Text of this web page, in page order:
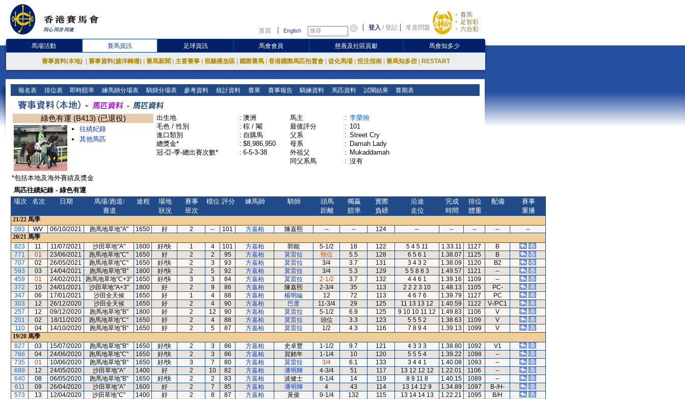
首頁 English 登入 /登記 常見問題
賽馬
足智彩
六合彩
馬場活動 賽馬資訊 足球資訊 馬會會員 慈善及社區貢獻 馬會知多少
賽事資料(本地) 賽事資料(越洋轉播) 賽馬新聞 主要賽事 視聽播放區 國際賽馬 香港國際馬匹拍賣會 從化馬場 投注指南 賽馬知多些 RESTART
報名表 排位表 即時賠率 練馬師分場表 騎師分場表 參考資料 統計資料 賽果 賽事報告 騎練資料 馬匹資料 試閘結果 賽期表
綠色有運 (B413) (已退役)
往績紀錄
其他馬匹
出生地 : 澳洲
毛色 / 性別
: 棕 / 閹
進口類別
: 自購馬
總獎金*
: $8,986,950
冠-亞-季-總出賽次數*
: 6-5-3-38
馬主 : 李榮翰
最後評分
: 101
父系
: Street Cry
母系
: Damah Lady
外祖父
: Mukaddamah
同父系馬
: 沒有
*包括本地及海外賽績及獎金
馬匹往績紀錄 - 綠色有運
場次
名次 日期
馬場/跑道/
賽道
途程
場地
狀況
賽事
班次
檔位 評分 練馬師 騎師
頭馬
距離
獨贏
賠率
實際
負磅
沿途
走位
完成
時間
排位
體重
配備
賽事
重播
21/22 馬季
083
WV 06/10/2021 跑馬地草地"A" 1650 好 2 -- 101 方嘉柏 陳嘉熙 -- -- 124 -- -- -- --
--
20/21 馬季
823
11 11/07/2021 沙田草地"A" 1600 好/快 1 4 101 方嘉柏 郭能 5-1/2 18 122 5 4 5 11 1.33.11 1127
B
771
01 23/06/2021 跑馬地草地"C" 1650 好 2 2 95 方嘉柏 莫雷拉 頸位 5.5 128 6 5 6 1 1.38.07 1125
B
707
02 26/05/2021 跑馬地草地"C" 1650 好/快 2 3 93 方嘉柏 莫雷拉 3/4 3.7 131 3 4 3 2 1.38.09 1120
B2
593
03 14/04/2021 跑馬地草地"B" 1800 好/快 2 5 92 方嘉柏 莫雷拉 3/4 5.3 129 5 5 8 8 3 1.49.57 1121
--
459
01 24/02/2021 跑馬地草地"C+3" 1650 好/快 3 3 84 方嘉柏 莫雷拉 2-1/2 3.7 132 4 4 6 1 1.39.16 1109
--
372
10 24/01/2021 沙田草地"A+3" 1800 好 2 9 86 方嘉柏 陳嘉熙 2-3/4 35 113 2 2 2 3 10 1.48.13 1105
PC-
347
06 17/01/2021 沙田全天候 1650 好 1 4 88 方嘉柏 楊明綸 12 72 113 4 6 7 6 1.39.79 1127
PC
303
12 26/12/2020 沙田全天候 1650 好 2 4 90 方嘉柏 巴度 11-3/4 29 125 11 13 13 12 1.40.59 1122
V-/PC1
257
12 09/12/2020 跑馬地草地"B" 1800 好 2 12 90 方嘉柏 莫雷拉 5-1/2 6.9 125 9 10 10 11 12 1.49.83 1106
V
201
02 18/11/2020 跑馬地草地"C" 1650 好 2 4 88 方嘉柏 莫雷拉 頭位 3.3 123 5 5 5 2 1.38.63 1109
V
110
04 14/10/2020 跑馬地草地"B" 1650 好 2 5 87 方嘉柏 莫雷拉 1/2 4.3 116 7 8 9 4 1.39.13 1099
V
19/20 馬季
827
03 15/07/2020 跑馬地草地"B" 1650 好/快 2 3 86 方嘉柏 史卓豐 1-1/2 9.7 121 4 3 3 3 1.38.80 1092
V1
766
04 24/06/2020 跑馬地草地"C" 1650 好/快 2 3 86 方嘉柏 賀銘年 1-1/4 10 120 5 5 5 4 1.39.22 1098
--
735
01 10/06/2020 跑馬地草地"B" 1650 好/快 3 7 80 方嘉柏 莫雷拉 3/4 6.1 133 3 4 4 1 1.40.08 1093
--
689
12 24/05/2020 沙田草地"A" 1400 好 2 10 82 方嘉柏 潘明輝 4-3/4 51 117 13 12 12 12 1.22.01 1106
--
640
08 06/05/2020 跑馬地草地"B" 1650 好/快 2 2 83 方嘉柏 波健士 6-1/4 14 119 8 9 11 8 1.40.15 1089
--
611
09 26/04/2020 沙田草地"A" 1600 好 2 7 85 方嘉柏 潘明輝 4 43 114 13 14 12 9 1.34.89 1097
B-/H-
573
13 12/04/2020 沙田草地"C" 1400 好 2 8 87 方嘉柏 黃俊 9-1/4 132 115 13 14 14 13 1.22.21 1095
B/H